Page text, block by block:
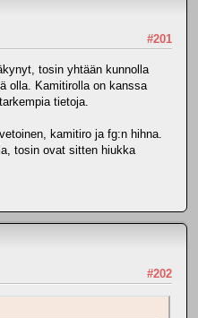
#201
tosin yhtään kunnolla
olla. Kamitirolla on kanssa
tietoja.
kamitiro ja fg:n hihna.
tosin ovat sitten hiukka
#202